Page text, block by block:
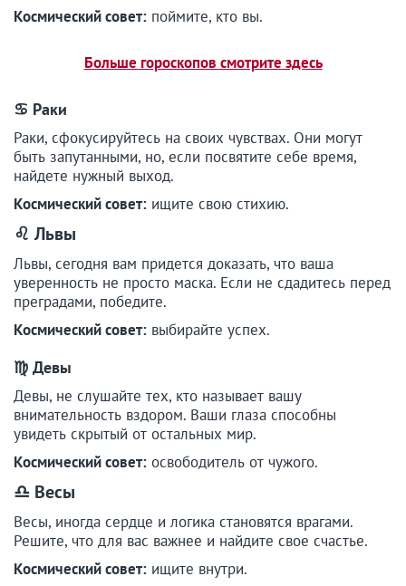
Космический совет: поймите, кто вы.
Больше гороскопов смотрите здесь
♋ Раки
Раки, сфокусируйтесь на своих чувствах. Они могут
быть запутанными, но, если посвятите себе время,
найдете нужный выход.
Космический совет: ищите свою стихию.
♌ Львы
Львы, сегодня вам придется доказать, что ваша
уверенность не просто маска. Если не сдадитесь перед
преградами, победите.
Космический совет: выбирайте успех.
♍ Девы
Девы, не слушайте тех, кто называет вашу
внимательность вздором. Ваши глаза способны
увидеть скрытый от остальных мир.
Космический совет: освободитель от чужого.
♎ Весы
Весы, иногда сердце и логика становятся врагами.
Решите, что для вас важнее и найдите свое счастье.
Космический совет: ищите внутри.